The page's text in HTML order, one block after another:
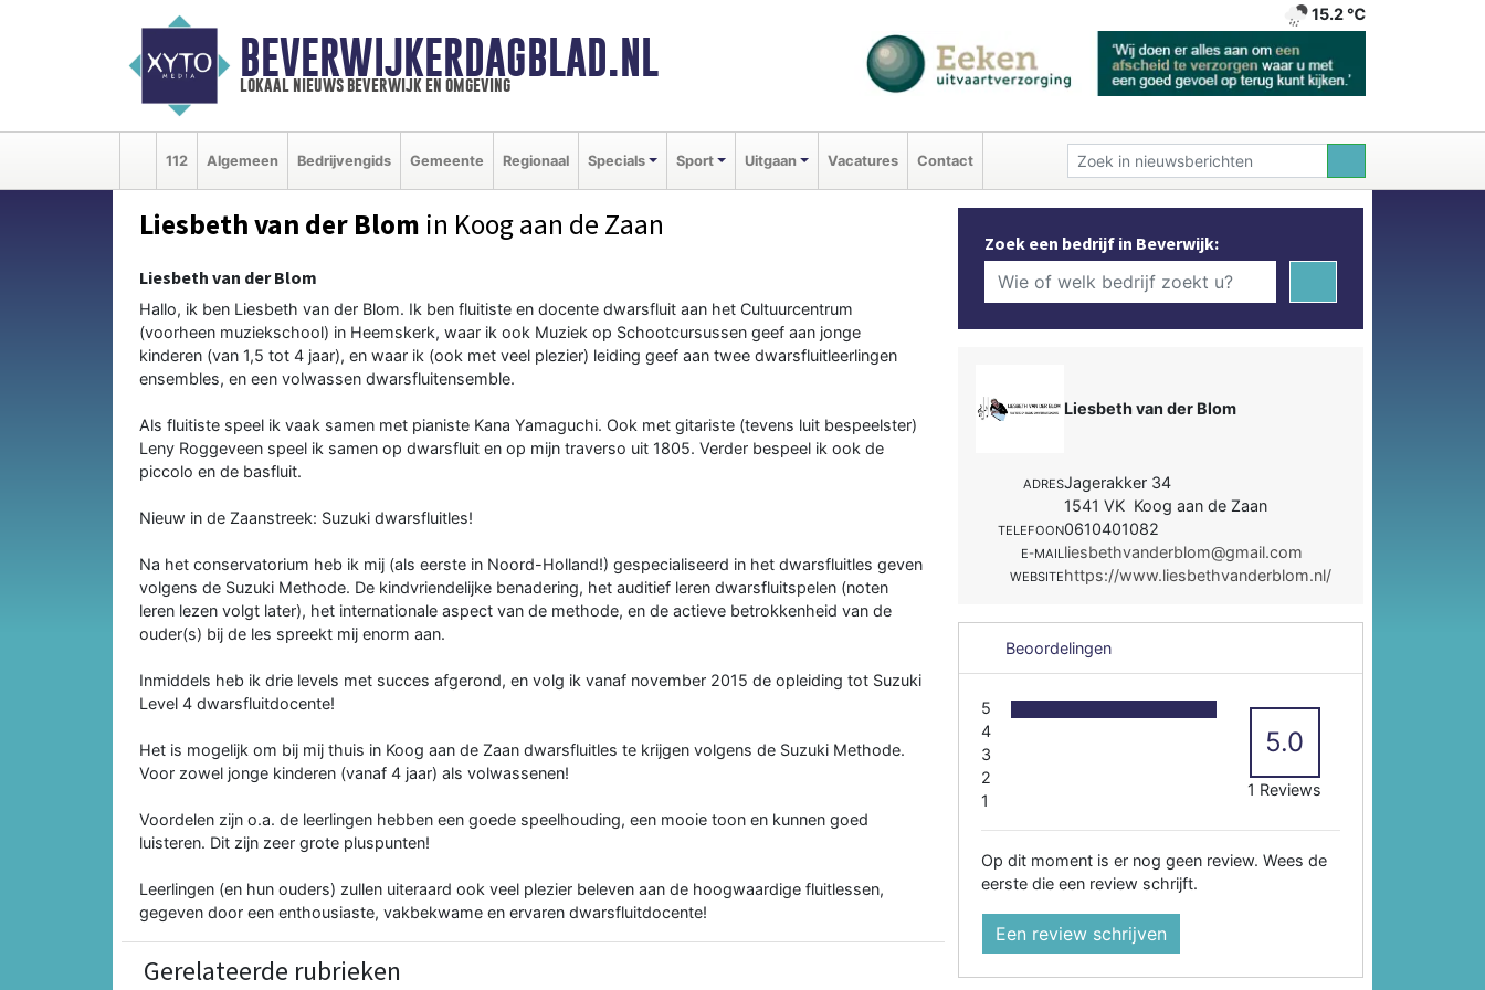
BEVERWIJKERDAGBLAD.NL
lokaal nieuws beverwijk en omgeving
15.2 ℃
112 Algemeen Bedrijvengids Gemeente Regionaal Specials Sport Uitgaan Vacatures Contact
Liesbeth van der Blom in Koog aan de Zaan
Liesbeth van der Blom
Hallo, ik ben Liesbeth van der Blom. Ik ben fluitiste en docente dwarsfluit aan het Cultuurcentrum
(voorheen muziekschool) in Heemskerk, waar ik ook Muziek op Schootcursussen geef aan jonge
kinderen (van 1,5 tot 4 jaar), en waar ik (ook met veel plezier) leiding geef aan twee dwarsfluitleerlingen
ensembles, en een volwassen dwarsfluitensemble.
Als fluitiste speel ik vaak samen met pianiste Kana Yamaguchi. Ook met gitariste (tevens luit bespeelster)
Leny Roggeveen speel ik samen op dwarsfluit en op mijn traverso uit 1805. Verder bespeel ik ook de
piccolo en de basfluit.
Nieuw in de Zaanstreek: Suzuki dwarsfluitles!
Na het conservatorium heb ik mij (als eerste in Noord-Holland!) gespecialiseerd in het dwarsfluitles geven
volgens de Suzuki Methode. De kindvriendelijke benadering, het auditief leren dwarsfluitspelen (noten
leren lezen volgt later), het internationale aspect van de methode, en de actieve betrokkenheid van de
ouder(s) bij de les spreekt mij enorm aan.
Inmiddels heb ik drie levels met succes afgerond, en volg ik vanaf november 2015 de opleiding tot Suzuki
Level 4 dwarsfluitdocente!
Het is mogelijk om bij mij thuis in Koog aan de Zaan dwarsfluitles te krijgen volgens de Suzuki Methode.
Voor zowel jonge kinderen (vanaf 4 jaar) als volwassenen!
Voordelen zijn o.a. de leerlingen hebben een goede speelhouding, een mooie toon en kunnen goed
luisteren. Dit zijn zeer grote pluspunten!
Leerlingen (en hun ouders) zullen uiteraard ook veel plezier beleven aan de hoogwaardige fluitlessen,
gegeven door een enthousiaste, vakbekwame en ervaren dwarsfluitdocente!
Gerelateerde rubrieken
Zoek een bedrijf in Beverwijk:
Liesbeth van der Blom
ADRESJagerakker 34
1541 VK Koog aan de Zaan
TELEFOON0610401082
E-MAILliesbethvanderblom@gmail.com
WEBSITEhttps://www.liesbethvanderblom.nl/
Beoordelingen
5
4
3
2
1
5.0
1 Reviews
Op dit moment is er nog geen review. Wees de
eerste die een review schrijft.
Een review schrijven